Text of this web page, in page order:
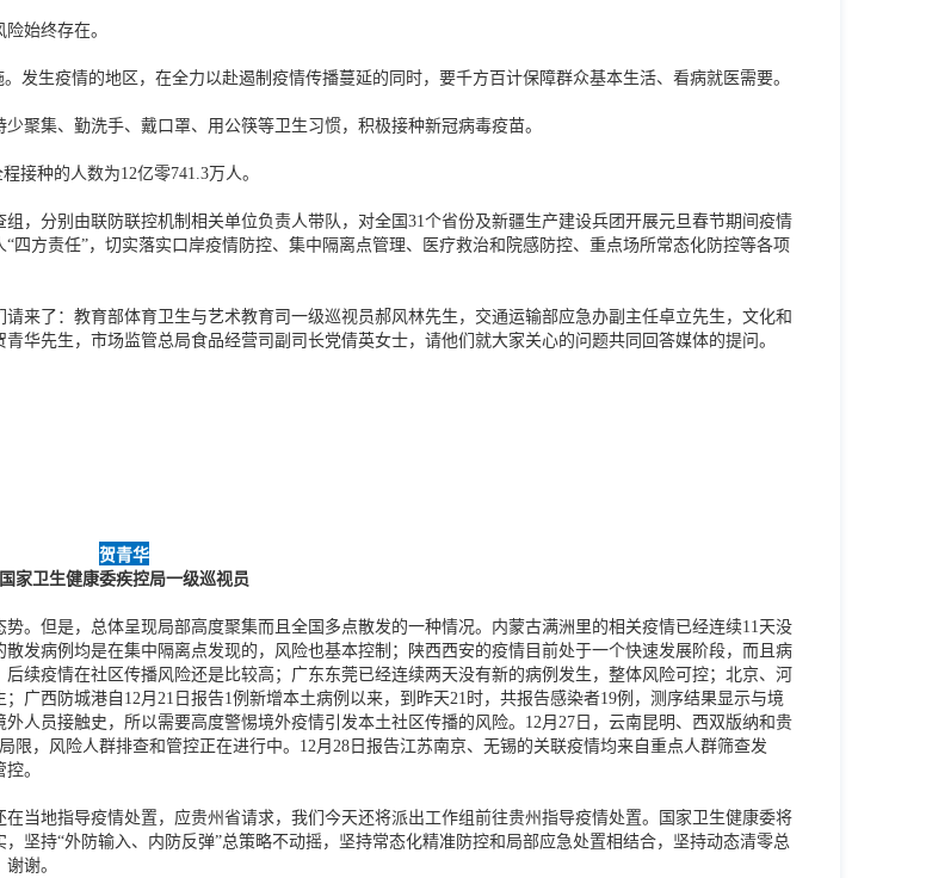
始终存在。
发生疫情的地区，在全力以赴遏制疫情传播蔓延的同时，要千方百计保障群众基本生活、看病就医需要。
聚集、勤洗手、戴口罩、用公筷等卫生习惯，积极接种新冠病毒疫苗。
接种的人数为12亿零741.3万人。
，分别由联防联控机制相关单位负责人带队，对全国31个省份及新疆生产建设兵团开展元旦春节期间疫情
方责任”，切实落实口岸疫情防控、集中隔离点管理、医疗救治和院感防控、重点场所常态化防控等各项
来了：教育部体育卫生与艺术教育司一级巡视员郝风林先生，交通运输部应急办副主任卓立先生，文化和
华先生，市场监管总局食品经营司副司长党倩英女士，请他们就大家关心的问题共同回答媒体的提问。
贺青华
国家卫生健康委疾控局一级巡视员
。但是，总体呈现局部高度聚集而且全国多点散发的一种情况。内蒙古满洲里的相关疫情已经连续11天没
发病例均是在集中隔离点发现的，风险也基本控制；陕西西安的疫情目前处于一个快速发展阶段，而且病
续疫情在社区传播风险还是比较高；广东东莞已经连续两天没有新的病例发生，整体风险可控；北京、河
广西防城港自12月21日报告1例新增本土病例以来，到昨天21时，共报告感染者19例，测序结果显示与境
人员接触史，所以需要高度警惕境外疫情引发本土社区传播的风险。12月27日，云南昆明、西双版纳和贵
，风险人群排查和管控正在进行中。12月28日报告江苏南京、无锡的关联疫情均来自重点人群筛查发
。
当地指导疫情处置，应贵州省请求，我们今天还将派出工作组前往贵州指导疫情处置。国家卫生健康委将
坚持“外防输入、内防反弹”总策略不动摇，坚持常态化精准防控和局部应急处置相结合，坚持动态清零总
谢。